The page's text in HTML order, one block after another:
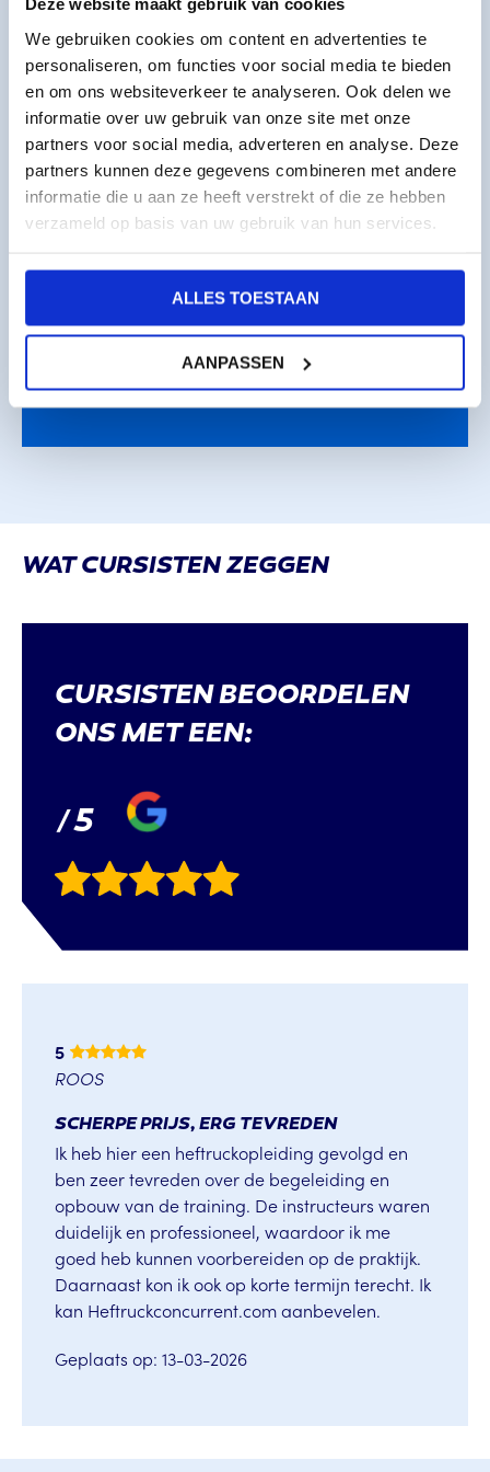
We gebruiken cookies om content en advertenties te
personaliseren, om functies voor social media te bieden
en om ons websiteverkeer te analyseren. Ook delen we
informatie over uw gebruik van onze site met onze
partners voor social media, adverteren en analyse. Deze
partners kunnen deze gegevens combineren met andere
informatie die u aan ze heeft verstrekt of die ze hebben
verzameld op basis van uw gebruik van hun services.
ALLES TOESTAAN
AANPASSEN
174,95
excl. 21% BTW
In veel gevallente declarerenbij je
werkgever
Leren vanervaren praktijktrainers
Een opleidingslocatiebinnen 30km
INSCHRIJVEN
GROEPSAANVRAAG INDIENEN
WAT CURSISTEN ZEGGEN
CURSISTEN BEOORDELEN
ONS MET EEN:
/5
5
ROOS
SCHERPE PRIJS, ERG TEVREDEN
Ik heb hier een heftruckopleiding gevolgd en
ben zeer tevreden over de begeleiding en
opbouw van de training. De instructeurs waren
duidelijk en professioneel, waardoor ik me
goed heb kunnen voorbereiden op de praktijk.
Daarnaast kon ik ook op korte termijn terecht. Ik
kan Heftruckconcurrent.com aanbevelen.
Geplaats op: 13-03-2026